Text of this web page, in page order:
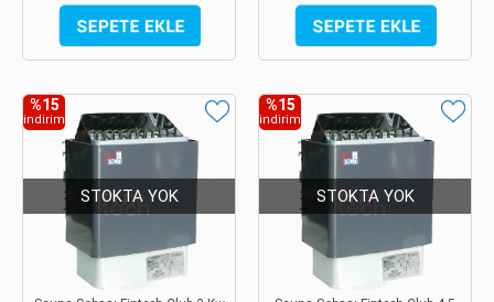
%15
indirim
STOKTA YOK
%15
indirim
STOKTA YOK